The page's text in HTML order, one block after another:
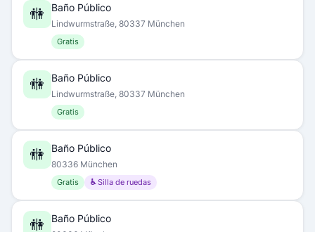
🚻 Baño Público
Lindwurmstraße, 80337 München
Gratis
🚻 Baño Público
Lindwurmstraße, 80337 München
Gratis
🚻 Baño Público
80336 München
Gratis ♿ Silla de ruedas
🚻 Baño Público